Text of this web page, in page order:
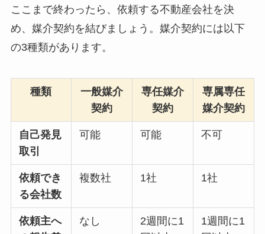
ここまで終わったら、依頼する不動産会社を決
め、媒介契約を結びましょう。媒介契約には以下
の3種類があります。
種類
一般媒介
契約
専任媒介
契約
専属専任
媒介契約
自己発見
取引
可能 可能 不可
依頼でき
る会社数
複数社 1社 1社
依頼主へ
なし
2週間に1
1週間に1